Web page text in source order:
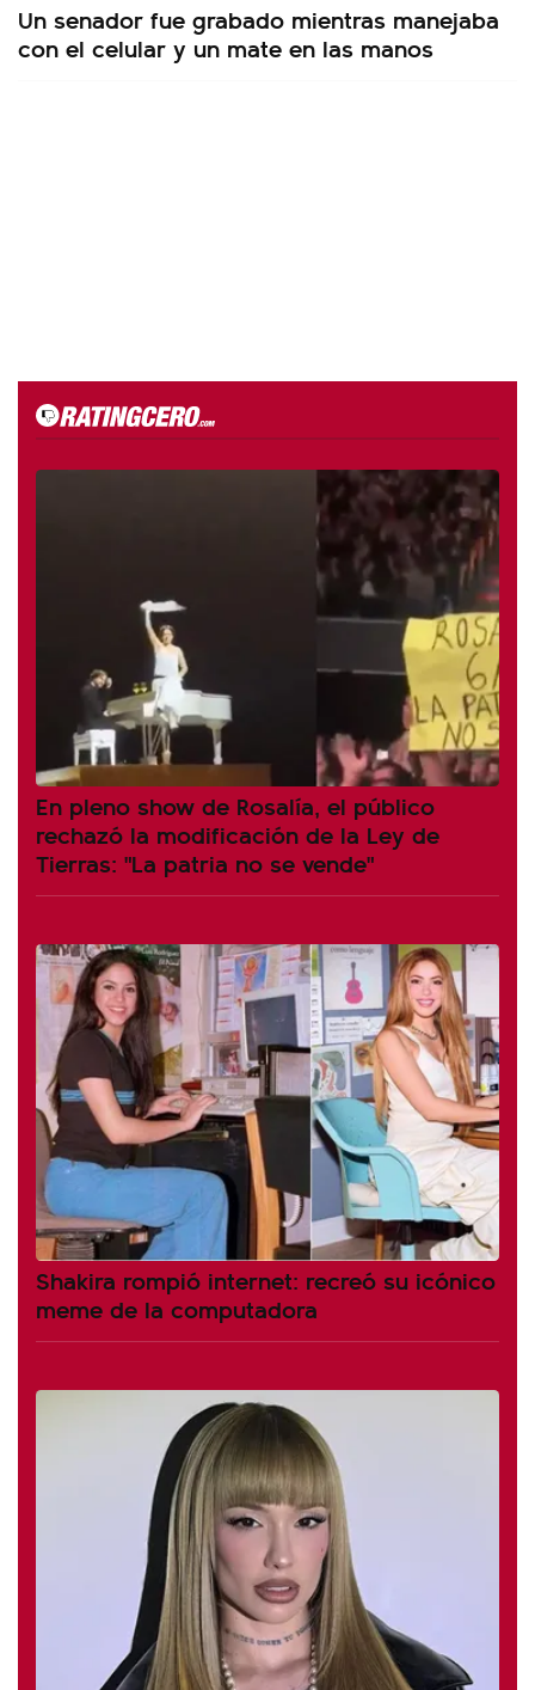
Un senador fue grabado mientras manejaba
con el celular y un mate en las manos
En pleno show de Rosalía, el público
rechazó la modificación de la Ley de
Tierras: "La patria no se vende"
Shakira rompió internet: recreó su icónico
meme de la computadora